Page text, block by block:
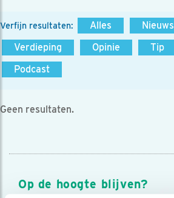
Verfijn resultaten: Alles Nieuws
Verdieping
Opinie Tip
Podcast
Geen resultaten.
Op de hoogte blijven?